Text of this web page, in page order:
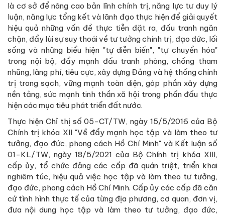
là cơ sở để nâng cao bản lĩnh chính trị, năng lực tư duy lý
luận, năng lực tổng kết và lãnh đạo thực hiện để giải quyết
hiệu quả những vấn đề thực tiễn đặt ra, đấu tranh ngăn
chặn, đẩy lùi sự suy thoái về tư tưởng chính trị, đạo đức, lối
sống và những biểu hiện "tự diễn biến", "tự chuyển hóa"
trong nội bộ, đẩy mạnh đấu tranh phòng, chống tham
nhũng, lãng phí, tiêu cực, xây dựng Đảng và hệ thống chính
trị trong sạch, vững mạnh toàn diện, góp phần xây dựng
nền tảng, sức mạnh tinh thần xã hội trong phấn đấu thực
hiện các mục tiêu phát triển đất nước.
Thực hiện Chỉ thị số 05-CT/TW, ngày 15/5/2016 của Bộ
Chính trị khóa XII "Về đẩy mạnh học tập và làm theo tư
tưởng, đạo đức, phong cách Hồ Chí Minh" và Kết luận số
01-KL/TW, ngày 18/5/2021 của Bộ Chính trị khóa XIII,
cấp ủy, tổ chức đảng các cấp đã quán triệt, triển khai
nghiêm túc, hiệu quả việc học tập và làm theo tư tưởng,
đạo đức, phong cách Hồ Chí Minh. Cấp ủy các cấp đã căn
cứ tình hình thực tế của từng địa phương, cơ quan, đơn vị,
đưa nội dung học tập và làm theo tư tưởng, đạo đức,